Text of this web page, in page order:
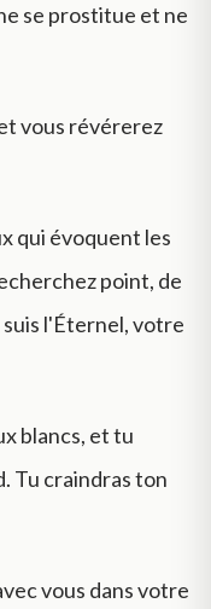
se prostitue et ne
vous révérerez
qui évoquent les
point, de
suis l'Éternel, votre
blancs, et tu
Tu craindras ton
vous dans votre